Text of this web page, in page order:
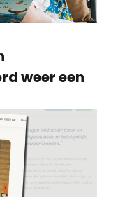
weer een